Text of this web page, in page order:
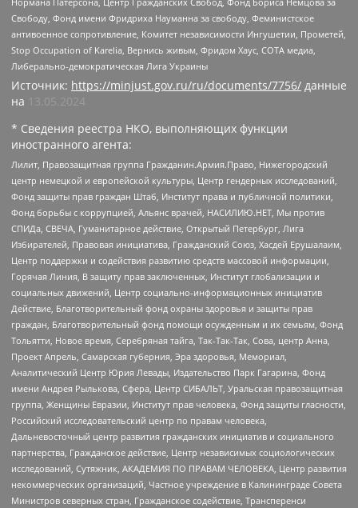
Свободу, Фонд имени Фридриха Науманна за свободу, Феминистское
антивоенное сопротивление, Комитет независимости Ингушетии, Прометей,
Stop Occupation of Karelia, Вернись живым, Фридом Хаус, СОТА медиа,
Либерально-демократическая Лига Украины
Источник: https://minjust.gov.ru/ru/documents/7756/ данные
на
13.05.2024
* Сведения реестра НКО, выполняющих функции
иностранного агента:
Лилит, Правозащитная группа Гражданин.Армия.Право, Нижегородский
центр немецкой и европейской культуры, Центр гендерных исследований,
Фонд защиты прав граждан Штаб, Институт права и публичной политики,
Фонд борьбы с коррупцией, Альянс врачей, НАСИЛИЮ.НЕТ, Мы против
СПИДа, СВЕЧА, Гуманитарное действие, Открытый Петербург, Лига
Избирателей, Правовая инициатива, Гражданский Союз, Хасдей Ерушалаим,
Центр поддержки и содействия развитию средств массовой информации,
Горячая Линия, В защиту прав заключенных, Институт глобализации и
социальных движений, Центр социально-информационных инициатив
Действие, Благотворительный фонд охраны здоровья и защиты прав
граждан, Благотворительный фонд помощи осужденным и их семьям, Фонд
Тольятти, Новое время, Серебряная тайга, Так-Так-Так, Сова, центр Анна,
Проект Апрель, Самарская губерния, Эра здоровья, Мемориал,
Аналитический Центр Юрия Левады, Издательство Парк Гагарина, Фонд
имени Андрея Рылькова, Сфера, Центр СИБАЛЬТ, Уральская правозащитная
группа, Женщины Евразии, Институт прав человека, Фонд защиты гласности,
Российский исследовательский центр по правам человека,
Дальневосточный центр развития гражданских инициатив и социального
партнерства, Гражданское действие, Центр независимых социологических
исследований, Сутяжник, АКАДЕМИЯ ПО ПРАВАМ ЧЕЛОВЕКА, Центр развития
некоммерческих организаций, Частное учреждение в Калининграде Совета
Министров северных стран, Гражданское содействие, Трансперенси